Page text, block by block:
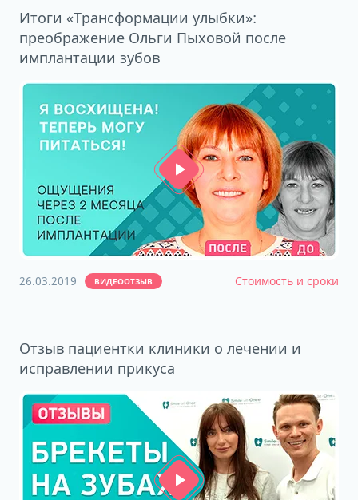
Итоги «Трансформации улыбки»:
преображение Ольги Пыховой после
имплантации зубов
26.03.2019 ВИДЕООТЗЫВ Стоимость и сроки
Отзыв пациентки клиники о лечении и
исправлении прикуса